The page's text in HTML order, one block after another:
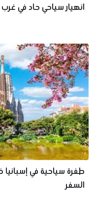
انهيار سياحي حاد في غرب
السفر